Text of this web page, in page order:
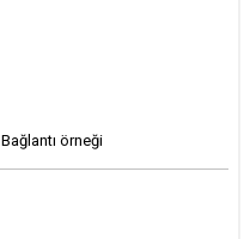
Bağlantı örneği